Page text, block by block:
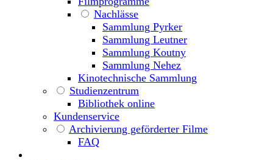
Nachlässe
Sammlung Pyrker
Sammlung Leutner
Sammlung Koutny
Sammlung Nehez
Kinotechnische Sammlung
Studienzentrum
Bibliothek online
Kundenservice
Archivierung geförderter Filme
FAQ